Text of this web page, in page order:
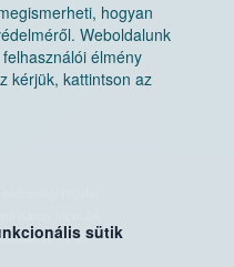
hogyan
Weboldalunk
élmény
kérjük, kattintson az
sütik
Hivatal
Pf. 30.